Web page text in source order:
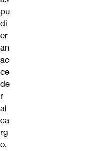
pu
di
er
an
ac
ce
de
r
al
ca
rg
o.